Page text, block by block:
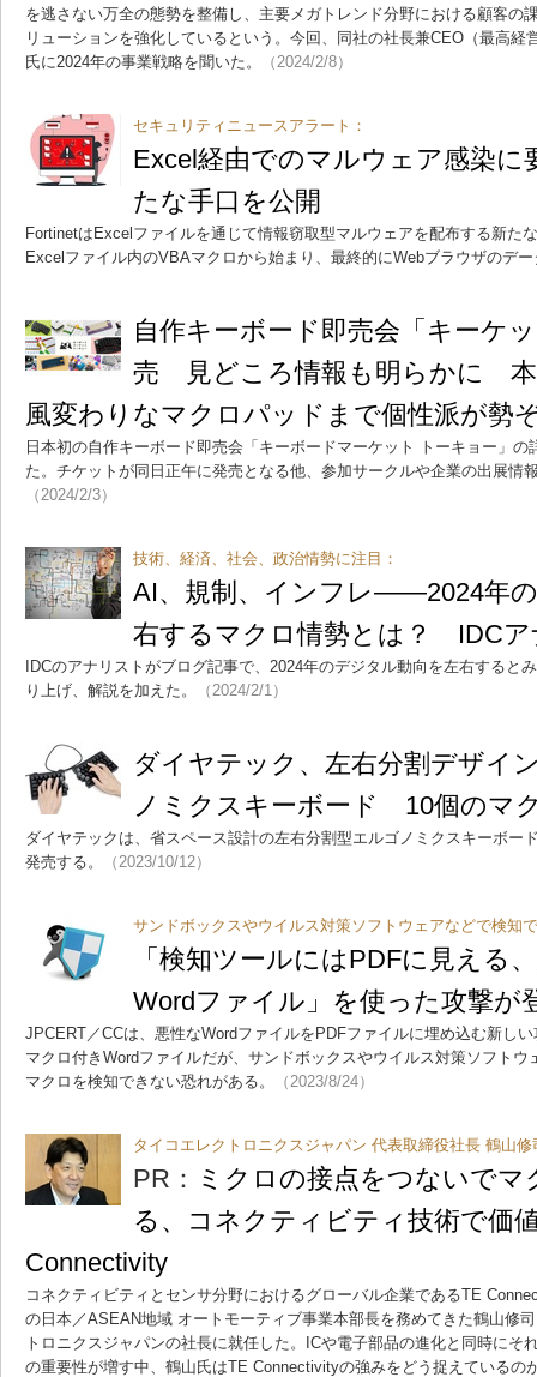
を逃さない万全の態勢を整備し、主要メガトレンド分野における顧客の
リューションを強化しているという。今回、同社の社長兼CEO（最高経
氏に2024年の事業戦略を聞いた。
（2024/2/8）
セキュリティニュースアラート：
Excel経由でのマルウェア感染
たな手口を公開
FortinetはExcelファイルを通じて情報窃取型マルウェアを配布する新た
Excelファイル内のVBAマクロから始まり、最終的にWebブラウザのデ
自作キーボード即売会「キーケ
売 見どころ情報も明らかに 本
風変わりなマクロパッドまで個性派が勢
日本初の自作キーボード即売会「キーボードマーケット トーキョー」
た。チケットが同日正午に発売となる他、参加サークルや企業の出展情
（2024/2/3）
技術、経済、社会、政治情勢に注目：
AI、規制、インフレ――2024年
右するマクロ情勢とは？ IDCア
IDCのアナリストがブログ記事で、2024年のデジタル動向を左右すると
り上げ、解説を加えた。
（2024/2/1）
ダイヤテック、左右分割デザイ
ノミクスキーボード 10個のマ
ダイヤテックは、省スペース設計の左右分割型エルゴノミクスキーボー
発売する。
（2023/10/12）
サンドボックスやウイルス対策ソフトウェアなどで検知
「検知ツールにはPDFに見える
Wordファイル」を使った攻撃
JPCERT／CCは、悪性なWordファイルをPDFファイルに埋め込む新し
マクロ付きWordファイルだが、サンドボックスやウイルス対策ソフト
マクロを検知できない恐れがある。
（2023/8/24）
タイコエレクトロニクスジャパン 代表取締役社長 鶴山修
PR： ミクロの接点をつないでマ
る、コネクティビティ技術で価
Connectivity
コネクティビティとセンサ分野におけるグローバル企業であるTE
の日本／ASEAN地域 オートモーティブ事業本部長を務めてきた鶴山修
トロニクスジャパンの社長に就任した。ICや電子部品の進化と同時にそ
の重要性が増す中、鶴山氏はTE Connectivityの強みをどう捉えているの